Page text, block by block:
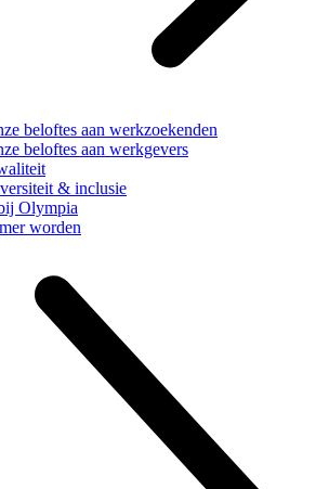
beloftes aan werkzoekenden
beloftes aan werkgevers
& inclusie
Olympia
worden